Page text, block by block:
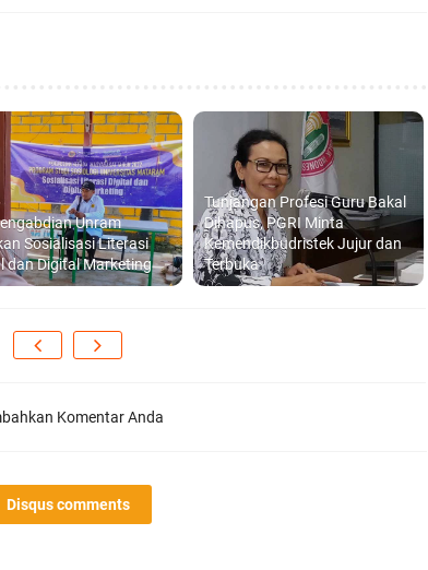
Unram
Sosialisasi Literasi
dan Digital Marketing
Tunjangan Profesi Guru Bakal
Dihapus, PGRI Minta
Kemendikbudristek Jujur dan
Terbuka
Komentar Anda
Disqus comments